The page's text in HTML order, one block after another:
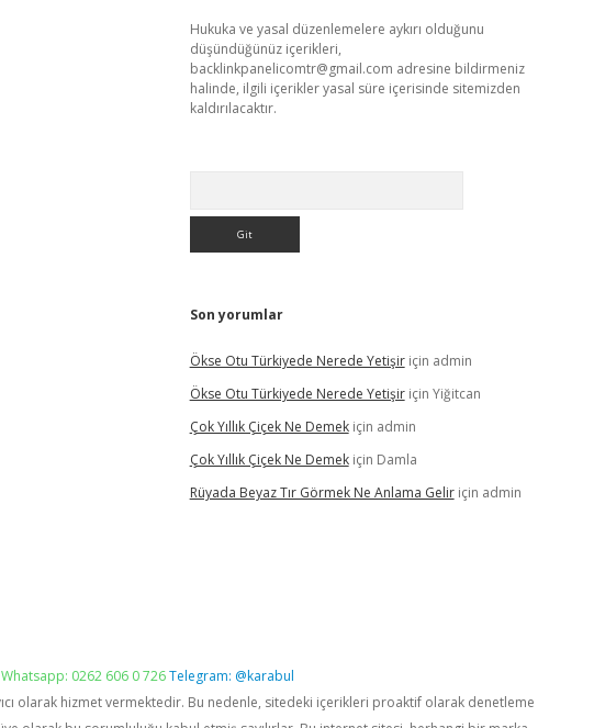
Hukuka ve yasal düzenlemelere aykırı olduğunu
düşündüğünüz içerikleri,
backlinkpanelicomtr@gmail.com adresine bildirmeniz
halinde, ilgili içerikler yasal süre içerisinde sitemizden
kaldırılacaktır.
Son yorumlar
Ökse Otu Türkiyede Nerede Yetişiriçin admin
Ökse Otu Türkiyede Nerede Yetişiriçin Yiğitcan
Çok Yıllık Çiçek Ne Demekiçin admin
Çok Yıllık Çiçek Ne Demekiçin Damla
Rüyada Beyaz Tır Görmek Ne Anlama Geliriçin admin
Whatsapp: 0262 606 0 726Telegram: @karabul
olarak hizmet vermektedir. Bu nedenle, sitedeki içerikleri proaktif olarak denetleme